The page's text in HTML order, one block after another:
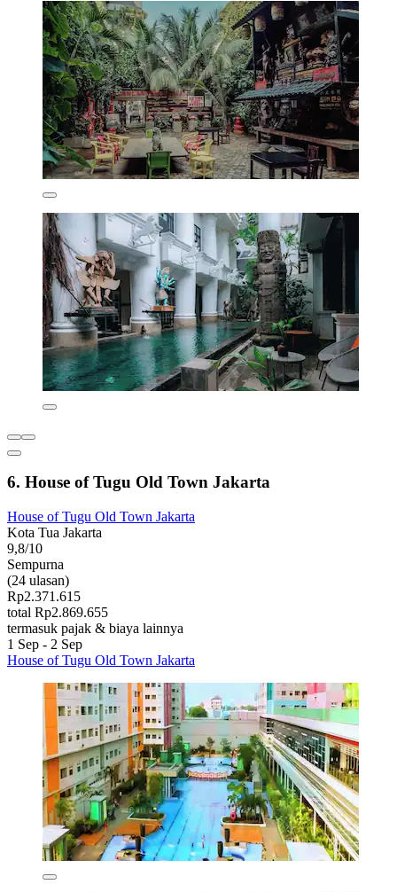
6. House of Tugu Old Town Jakarta
House of Tugu Old Town Jakarta
Kota Tua Jakarta
9,8/10
Sempurna
(24 ulasan)
Rp2.371.615
total Rp2.869.655
termasuk pajak & biaya lainnya
1 Sep - 2 Sep
House of Tugu Old Town Jakarta